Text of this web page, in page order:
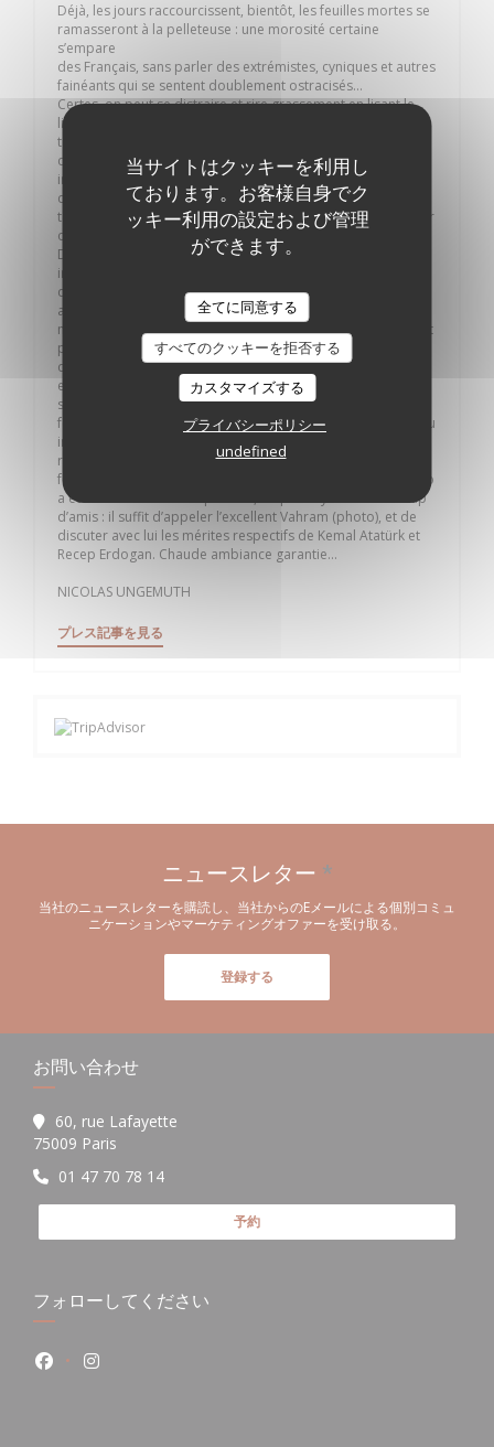
当サイトはクッキーを利用し
ております。お客様自身でク
ッキー利用の設定および管理
ができます。
全てに同意する
すべてのクッキーを拒否する
カスタマイズする
プライバシーポリシー
undefined
Déjà, les jours raccourcissent, bientôt, les feuilles mortes se
ramasseront à la pelleteuse : une morosité certaine
s’empare
des Français, sans parler des extrémistes, cyniques et autres
fainéants qui se sentent doublement ostracisés…
Certes, on peut se distraire et rire grassement en lisant le
libellé de « L’AG organisatrice de la marche du 8 mars pour
toutES » concernant une manifestation ayant eu lieu mardi
dernier (il s’agissait d’un « cortège féministe inclusif
intersectionnel non-mixte » ; on sait s’amuser chez ces
dames), mais le mieux est encore de se payer une bonne
table. Au lieu de donner dans le quinoa, le ceviche, le burger
ou le petit épeautre, pourquoi ne pas aller chez Les
Diamantaires (60 rue La Fayette, Paris IXe) ? Dans cette
institution arménienne, plantée au cœur de l’ancien quartier
du diamant et de la joaillerie parisienne, il y a quelques
années, le samedi soir était une fête : on y célébrait des
mariages avec force bouzoukis et synthétiseurs. Vieillards et
petits enfants y dansaient et chantaient dans un grandiose
décor soviétique. Kusturica aurait adoré. On n’y danse plus,
et il n’y a plus de mariages, pour cause de nuisances
sonores - alors que la maire de Paris peut bien infliger des
festivals gratuits aux habitants de tout un quartier - mais peu
importe : Les Diamantaires existent toujours, la cuisine y
reste exquise (poissons frais, divins mezzes, raviolis Mantis
fondants, viandes roties à rendre fou un vegan, etc.), la déco
a été revue. Pour les dépressifs, on peut s’y faire beaucoup
d’amis : il suffit d’appeler l’excellent Vahram (photo), et de
discuter avec lui les mérites respectifs de Kemal Atatürk et
Recep Erdogan. Chaude ambiance garantie…
NICOLAS UNGEMUTH
プレス記事を見る
ニュースレター *
当社のニュースレターを購読し、当社からのEメールによる個別コミュ
ニケーションやマーケティングオファーを受け取る。
登録する
お問い合わせ
60, rue Lafayette
75009 Paris
01 47 70 78 14
予約
フォローしてください
Facebook ((新しいウィンドウで開きます))
Instagram ((新しいウィンドウで開きます))